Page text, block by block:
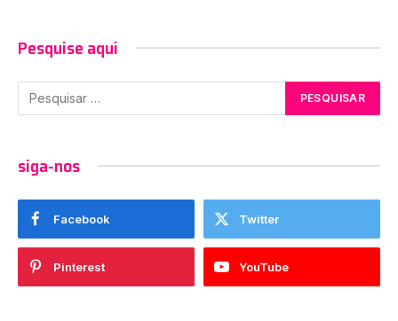
Pesquise aqui
siga-nos
Facebook Twitter
Pinterest YouTube